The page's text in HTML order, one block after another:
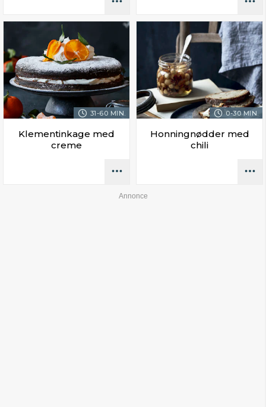
31-60 MIN.
Klementinkage med
creme
0-30 MIN.
Honningnødder med
chili